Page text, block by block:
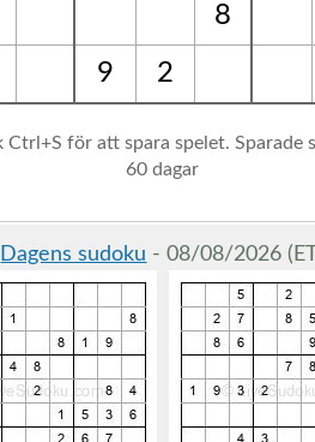
8
9 2
Ctrl+S för att spara spelet. Sparade
60 dagar
Dagens sudoku - 08/08/2026